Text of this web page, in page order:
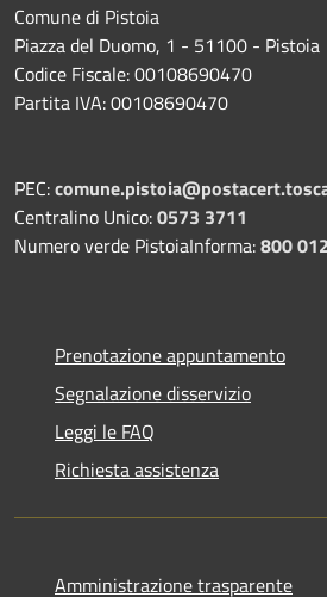
Comune di Pistoia
Piazza del Duomo, 1 - 51100 - Pistoia
Codice Fiscale: 00108690470
Partita IVA: 00108690470
PEC:
Centralino Unico:0573 3711
Numero verde PistoiaInforma:800
Prenotazione appuntamento
Segnalazione disservizio
Leggi le FAQ
Richiesta assistenza
Amministrazione trasparente